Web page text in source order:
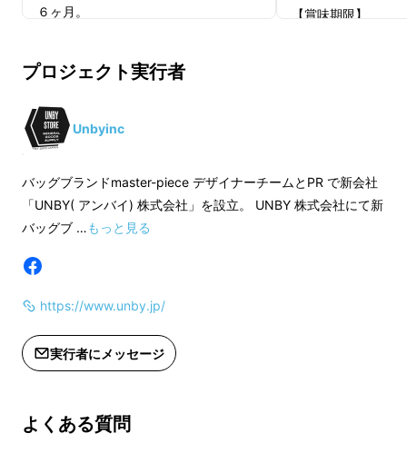
中でもUNBYマークの入ったメスティンには
いったハンバーグボウル弁当や、
６ヶ月。
もございます。ご了承ください。
製造工程上の都合等により出荷時期が
遅れる場合があります。
【賞味期限】
製造工程上の都合
遅れる場合があり
プロジェクト実行者
Unbyinc
バッグブランドmaster-piece デザイナーチームとPR で新会社
「UNBY( アンバイ) 株式会社」を設立。 UNBY 株式会社にて新
バッグブ …もっと見る
https://www.unby.jp/
実行者にメッセージ
よくある質問